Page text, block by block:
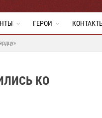
ГЕРОИ
КО